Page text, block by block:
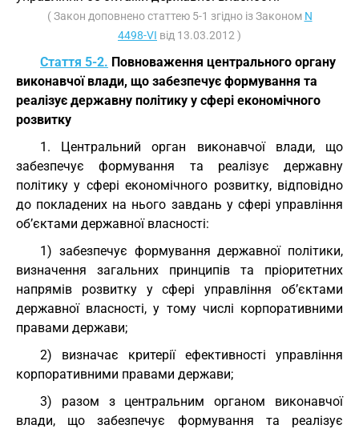
( Закон доповнено статтею 5-1 згідно із Законом N
4498-VI від 13.03.2012 )
Стаття 5-2. Повноваження центрального органу
виконавчої влади, що забезпечує формування та
реалізує державну політику у сфері економічного
розвитку
1. Центральний орган виконавчої влади, що
забезпечує формування та реалізує державну
політику у сфері економічного розвитку, відповідно
до покладених на нього завдань у сфері управління
об’єктами державної власності:
1) забезпечує формування державної політики,
визначення загальних принципів та пріоритетних
напрямів розвитку у сфері управління об’єктами
державної власності, у тому числі корпоративними
правами держави;
2) визначає критерії ефективності управління
корпоративними правами держави;
3) разом з центральним органом виконавчої
влади, що забезпечує формування та реалізує